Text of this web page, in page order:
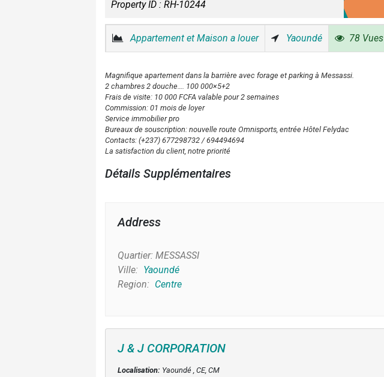
Property ID : RH-10244
Appartement et Maison a louer Yaoundé 78 Vues
Magnifique apartement dans la barrière avec forage et parking à Messassi.
2 chambres 2 douche…. 100 000×5+2
Frais de visite: 10 000 FCFA valable pour 2 semaines
Commission: 01 mois de loyer
Service immobilier pro
Bureaux de souscription: nouvelle route Omnisports, entrée Hôtel Felydac
Contacts: (+237) 677298732 / 694494694
La satisfaction du client, notre priorité
Détails Supplémentaires
Address
Quartier: MESSASSI
Ville: Yaoundé
Region: Centre
J & J CORPORATION
Localisation: Yaoundé , CE, CM